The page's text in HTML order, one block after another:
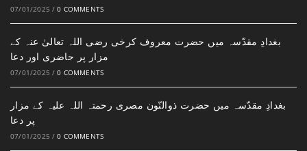
07/01/2025 / 0 COMMENTS
بغدادِ مقدّسہ میں حضرت معروف کرخی رضی اللہ تعالیٰ عنہ کے
مزار پر حاضری اور دعا
07/01/2025 / 0 COMMENTS
بغدادِ مقدّسہ میں حضرت ذوالنّون مصری رحمتہ اللہ علیہ کے مزار
پر دعا
07/01/2025 / 0 COMMENTS